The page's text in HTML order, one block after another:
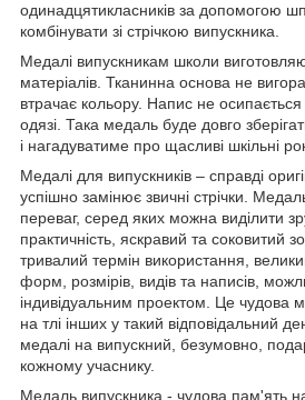
одинадцятикласників за допомогою
комбінувати зі стрічкою випускника.
Медалі випускникам школи
матеріалів. Тканинна основа не
втрачає кольору. Напис не осипається
одязі. Така медаль буде довго
і нагадуватиме про щасливі шкільні
Медалі для випускників – справді
успішно замінює звичні стрічки.
переваг, серед яких можна виділити
практичність, яскравий та соковитий
тривалий термін використання,
форм, розмірів, видів та написів,
індивідуальним проектом. Це чудова
на тлі інших у такий відповідальний
медалі на випускний, безумовно,
кожному учаснику.
Медаль випускника - чудова пам'ять